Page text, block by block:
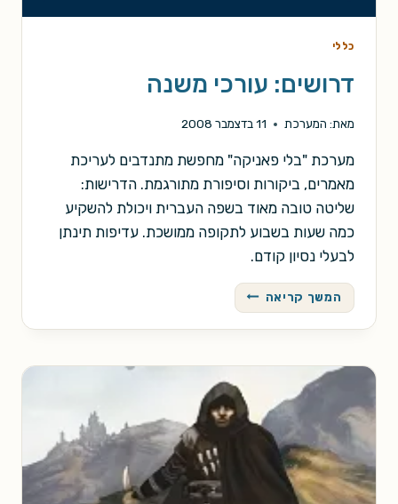
כללי
דרושים: עורכי משנה
מאת: המערכת 11 בדצמבר 2008
מערכת "בלי פאניקה" מחפשת מתנדבים לעריכת
מאמרים, ביקורות וסיפורת מתורגמת. הדרישות:
שליטה טובה מאוד בשפה העברית ויכולת להשקיע
כמה שעות בשבוע לתקופה ממושכת. עדיפות תינתן
לבעלי נסיון קודם.
המשך קריאה דרושים:
עורכי
משנה